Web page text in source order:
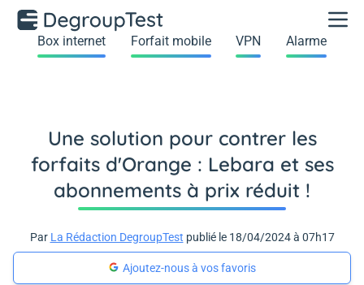
Box internet Forfait mobile VPN Alarme
Une solution pour contrer les
forfaits d'Orange : Lebara et ses
abonnements à prix réduit !
Par La Rédaction DegroupTest publié le 18/04/2024 à 07h17
Ajoutez-nous à vos favoris